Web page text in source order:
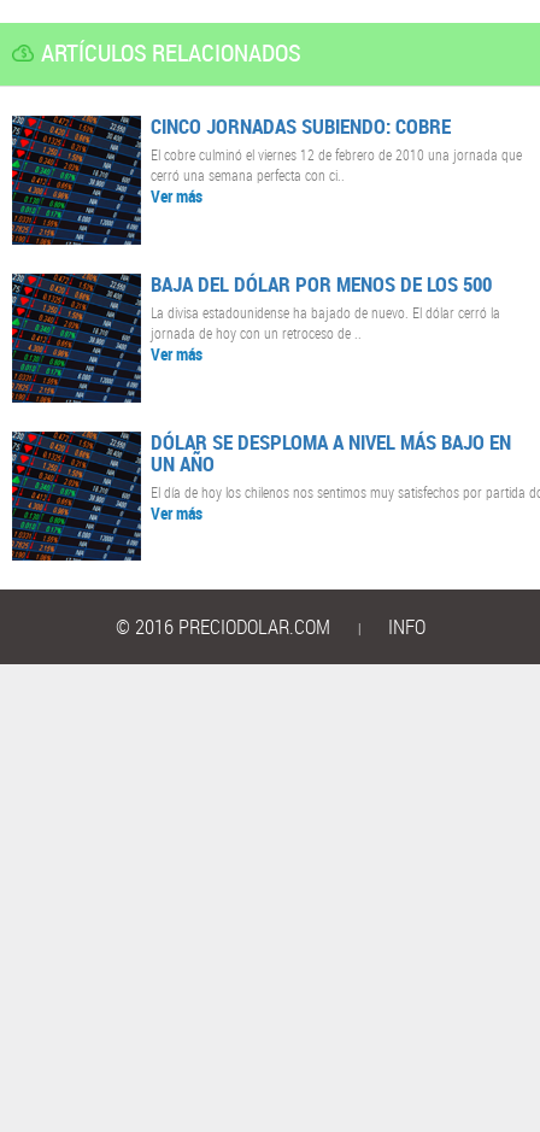
ARTÍCULOS RELACIONADOS
CINCO JORNADAS SUBIENDO: COBRE
El cobre culminó el viernes 12 de febrero de 2010 una jornada que
cerró una semana perfecta con ci..
Ver más
BAJA DEL DÓLAR POR MENOS DE LOS 500
La divisa estadounidense ha bajado de nuevo. El dólar cerró la
jornada de hoy con un retroceso de ..
Ver más
DÓLAR SE DESPLOMA A NIVEL MÁS BAJO EN
UN AÑO
El día de hoy los chilenos nos sentimos muy satisfechos por partida
Ver más
© 2016 PRECIODOLAR.COM | INFO